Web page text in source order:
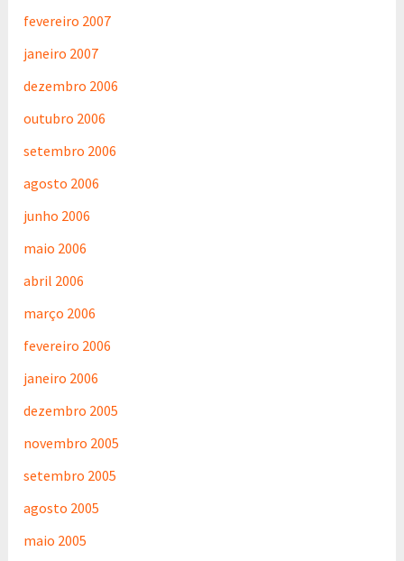
fevereiro 2007
janeiro 2007
dezembro 2006
outubro 2006
setembro 2006
agosto 2006
junho 2006
maio 2006
abril 2006
março 2006
fevereiro 2006
janeiro 2006
dezembro 2005
novembro 2005
setembro 2005
agosto 2005
maio 2005